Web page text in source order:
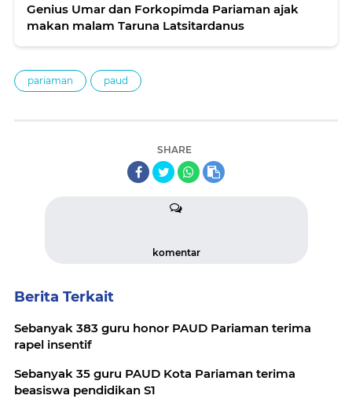
Genius Umar dan Forkopimda Pariaman ajak
makan malam Taruna Latsitardanus
pariaman paud
SHARE
komentar
Berita Terkait
Sebanyak 383 guru honor PAUD Pariaman terima
rapel insentif
Sebanyak 35 guru PAUD Kota Pariaman terima
beasiswa pendidikan S1